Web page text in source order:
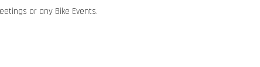
or any Bike Events.